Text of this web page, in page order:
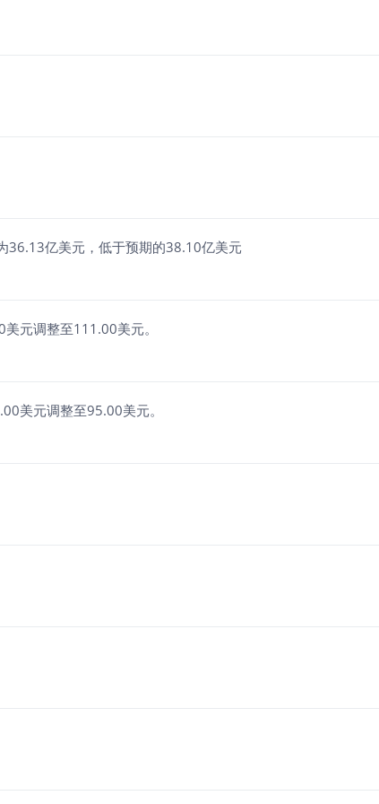
36.13亿美元，低于预期的38.10亿美元
元调整至111.00美元。
美元调整至95.00美元。